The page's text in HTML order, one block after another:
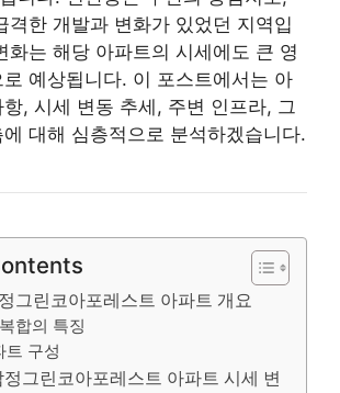
격한 개발과 변화가 있었던 지역입
화는 해당 아파트의 시세에도 큰 영
예상됩니다. 이 포스트에서는 아
, 시세 변동 추세, 주변 인프라, 그
대해 심층적으로 분석하겠습니다.
그린코아포레스트 아파트 개요
합의 특징
트 구성
그린코아포레스트 아파트 시세 변